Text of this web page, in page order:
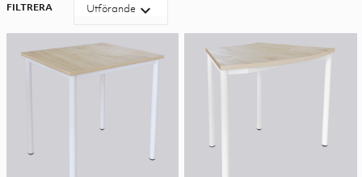
FILTRERA Utförandeexpand_more